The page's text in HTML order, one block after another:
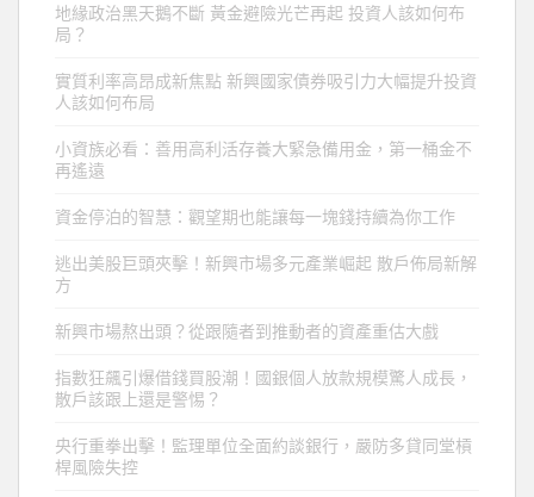
地緣政治黑天鵝不斷 黃金避險光芒再起 投資人該如何布
局？
實質利率高昂成新焦點 新興國家債券吸引力大幅提升投資
人該如何布局
小資族必看：善用高利活存養大緊急備用金，第一桶金不
再遙遠
資金停泊的智慧：觀望期也能讓每一塊錢持續為你工作
逃出美股巨頭夾擊！新興市場多元產業崛起 散戶佈局新解
方
新興市場熬出頭？從跟隨者到推動者的資產重估大戲
指數狂飆引爆借錢買股潮！國銀個人放款規模驚人成長，
散戶該跟上還是警惕？
央行重拳出擊！監理單位全面約談銀行，嚴防多貸同堂槓
桿風險失控